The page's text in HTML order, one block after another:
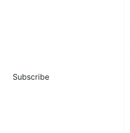
Subscribe